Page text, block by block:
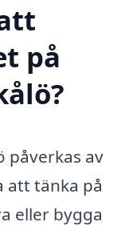
på
påverkas av
att tänka på
eller bygga